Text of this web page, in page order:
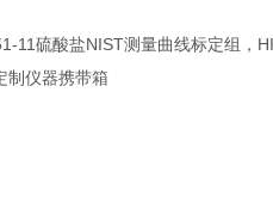
11硫酸盐NIST测量曲线标定组
制仪器携带箱